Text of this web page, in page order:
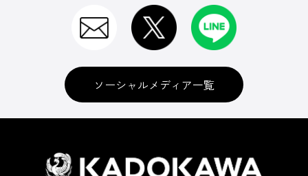
ソーシャルメディア一覧